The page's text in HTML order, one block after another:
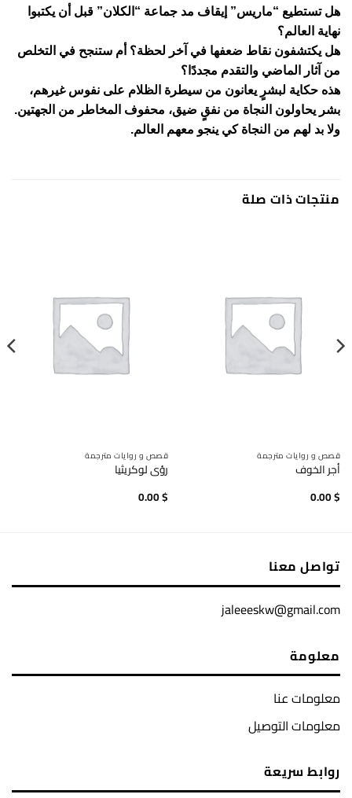
هل تستطيع “ماريس” إيقاف مد جماعة “الكلان” قبل أن يكتبوا
نهاية العالم؟
هل يكتشفون نقاط ضعفها في آخر لحظة؟ أم ستنجح في التخلص
من آثار الماضي والتقدم مجددًا؟
هذه حكاية لبشرٍ يعانون من سيطرة الظلام على نفوس غيرهم،
بشر يحاولون النجاة من نفقٍ ضيق، محفوف المخاطر من الجهتين.
ولا بد لهم من النجاة كي ينجو معهم العالم.
منتجات ذات صلة
قصص و روايات مترجمة
أجر الخوف
0.00$
قصص و روايات مترجمة
رؤى لوكريثيا
0.00$
تواصل معنا
jaleeeskw@gmail.com
معلومة
معلومات عنا
معلومات التوصيل
روابط سريعة